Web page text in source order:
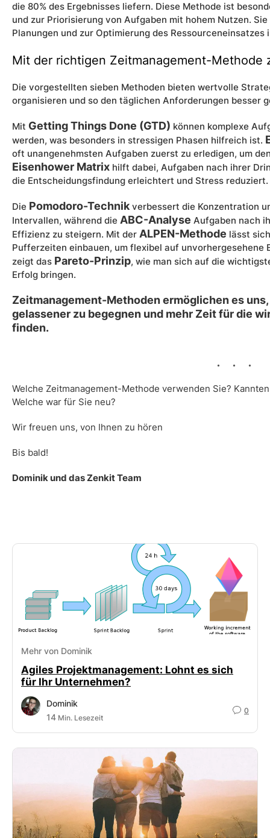
die 80% des Ergebnisses liefern. Diese Methode ist
und zur Priorisierung von Aufgaben mit hohem Nutzen.
Planungen und zur Optimierung des Ressourceneinsatzes
Mit der richtigen Zeitmanagement-Methode
Die vorgestellten sieben Methoden bieten wertvolle
organisieren und so den täglichen Anforderungen besser
Mit Getting Things Done (GTD) können komplexe
werden, was besonders in stressigen Phasen hilfreich ist.
oft unangenehmsten Aufgaben zuerst zu erledigen, um
Eisenhower Matrix hilft dabei, Aufgaben nach ihrer
die Entscheidungsfindung erleichtert und Stress reduziert.
Die Pomodoro-Technikverbessert die Konzentration
Intervallen, während die ABC-Analyse Aufgaben nach
Effizienz zu steigern. Mit der ALPEN-Methode lässt
Pufferzeiten einbauen, um flexibel auf unvorhergesehene
zeigt das Pareto-Prinzip, wie man sich auf die
Erfolg bringen.
Zeitmanagement-Methoden ermöglichen es
gelassener zu begegnen und mehr Zeit für die
finden.
Welche Zeitmanagement-Methode verwenden Sie?
Welche war für Sie neu?
Wir freuen uns, von Ihnen zu hören
Bis bald!
Dominik und das Zenkit Team
Mehr von Dominik
Agiles Projektmanagement: Lohnt es sich
für Ihr Unternehmen?
Dominik
14 Min. Lesezeit
0